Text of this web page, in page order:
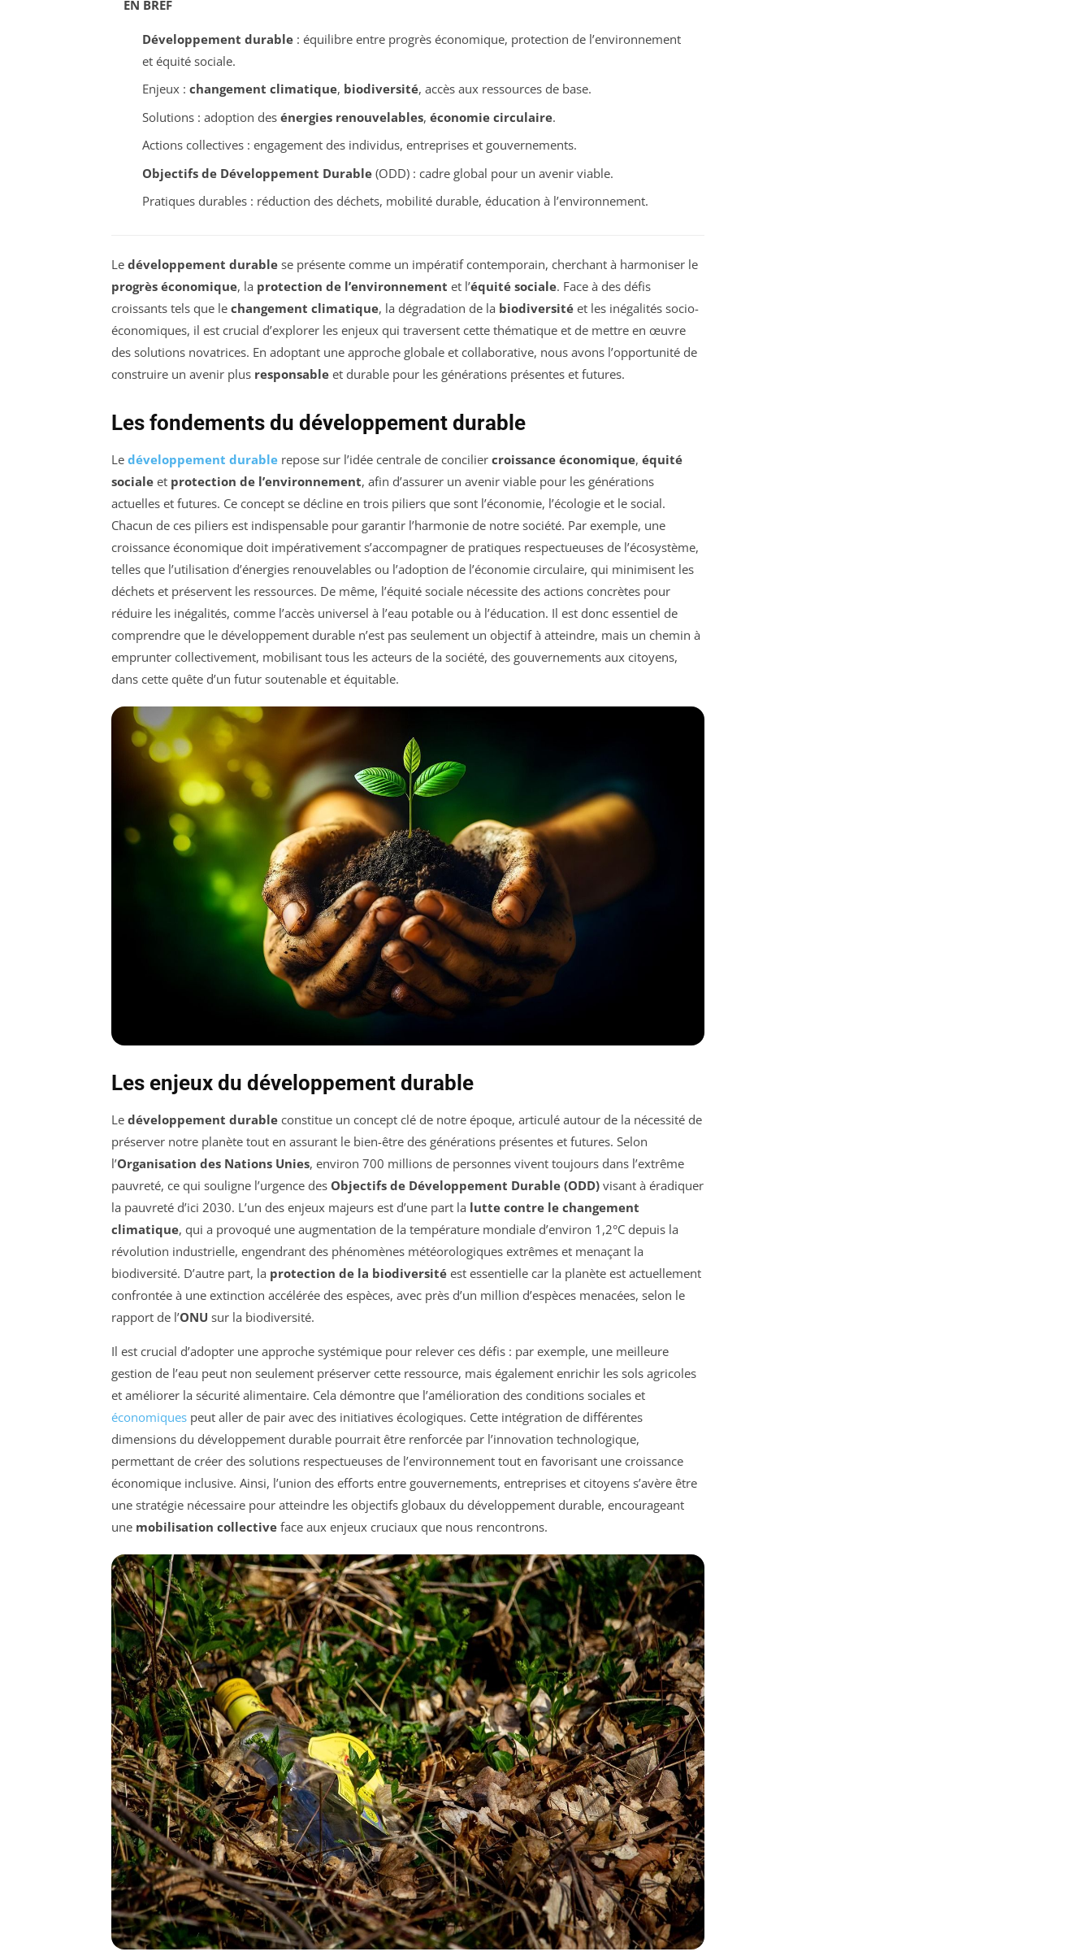
EN BREF
Développement durable: équilibre entre progrès économique, protection de l’environnement
et équité sociale.
Enjeux : changement climatique, biodiversité, accès aux ressources de base.
Solutions : adoption des énergies renouvelables, économie circulaire.
Actions collectives : engagement des individus, entreprises et gouvernements.
Objectifs de Développement Durable(ODD) : cadre global pour un avenir viable.
Pratiques durables : réduction des déchets, mobilité durable, éducation à l’environnement.
Le développement durable se présente comme un impératif contemporain, cherchant à harmoniser le
progrès économique, la protection de l’environnement et l’équité sociale. Face à des défis
croissants tels que le changement climatique, la dégradation de la biodiversité et les inégalités socio-
économiques, il est crucial d’explorer les enjeux qui traversent cette thématique et de mettre en œuvre
des solutions novatrices. En adoptant une approche globale et collaborative, nous avons l’opportunité de
construire un avenir plus responsable et durable pour les générations présentes et futures.
Les fondements du développement durable
Le développement durable repose sur l’idée centrale de concilier croissance économique, équité
sociale et protection de l’environnement, afin d’assurer un avenir viable pour les générations
actuelles et futures. Ce concept se décline en trois piliers que sont l’économie, l’écologie et le social.
Chacun de ces piliers est indispensable pour garantir l’harmonie de notre société. Par exemple, une
croissance économique doit impérativement s’accompagner de pratiques respectueuses de l’écosystème,
telles que l’utilisation d’énergies renouvelables ou l’adoption de l’économie circulaire, qui minimisent les
déchets et préservent les ressources. De même, l’équité sociale nécessite des actions concrètes pour
réduire les inégalités, comme l’accès universel à l’eau potable ou à l’éducation. Il est donc essentiel de
comprendre que le développement durable n’est pas seulement un objectif à atteindre, mais un chemin à
emprunter collectivement, mobilisant tous les acteurs de la société, des gouvernements aux citoyens,
dans cette quête d’un futur soutenable et équitable.
Les enjeux du développement durable
Le développement durable constitue un concept clé de notre époque, articulé autour de la nécessité de
préserver notre planète tout en assurant le bien-être des générations présentes et futures. Selon
l’Organisation des Nations Unies, environ 700 millions de personnes vivent toujours dans l’extrême
pauvreté, ce qui souligne l’urgence des Objectifs de Développement Durable (ODD) visant à éradiquer
la pauvreté d’ici 2030. L’un des enjeux majeurs est d’une part la lutte contre le changement
climatique, qui a provoqué une augmentation de la température mondiale d’environ 1,2°C depuis la
révolution industrielle, engendrant des phénomènes météorologiques extrêmes et menaçant la
biodiversité. D’autre part, la protection de la biodiversité est essentielle car la planète est actuellement
confrontée à une extinction accélérée des espèces, avec près d’un million d’espèces menacées, selon le
rapport de l’ONU sur la biodiversité.
Il est crucial d’adopter une approche systémique pour relever ces défis : par exemple, une meilleure
gestion de l’eau peut non seulement préserver cette ressource, mais également enrichir les sols agricoles
et améliorer la sécurité alimentaire. Cela démontre que l’amélioration des conditions sociales et
économiques peut aller de pair avec des initiatives écologiques. Cette intégration de différentes
dimensions du développement durable pourrait être renforcée par l’innovation technologique,
permettant de créer des solutions respectueuses de l’environnement tout en favorisant une croissance
économique inclusive. Ainsi, l’union des efforts entre gouvernements, entreprises et citoyens s’avère être
une stratégie nécessaire pour atteindre les objectifs globaux du développement durable, encourageant
une mobilisation collective face aux enjeux cruciaux que nous rencontrons.